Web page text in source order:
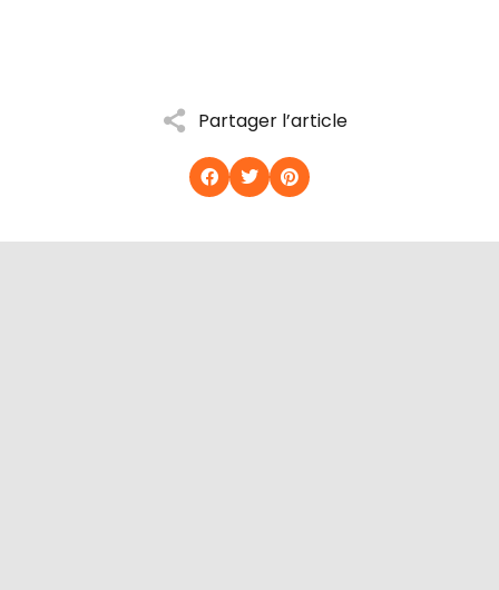
Partager l’article